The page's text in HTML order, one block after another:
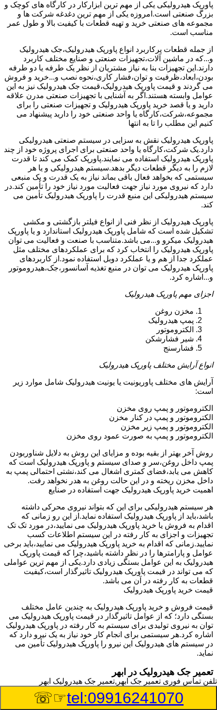
پاورپک هیدرولیکی یکی از مهم ترین ابزارکار در کارگاه های کوچک و
بزرگ صنعتی است.امروزه یکی از مهم ترین دغدغه شرکت ها و
مجموعه های صنعتی خرید و تهیه قطعات با کیفیت بالا و طول عمر
مناسب است.
از جمله قطعات پرکاربرد انواع پاورپک هیدرولیک،جک هیدرولیک
و...که در ماشین آلات،تجهیزات صنعتی و صنایع مختلف کاربرد
دارند.این تجهیزات بنا به نیاز مشتریان از نظر یک طرفه یا دو طرفه
بودن،ابعاد،ظرفیت و توان،فشار کاری،نحوه نصب و...خرید و فروش
می گردند و قیمت پاورپک هیدرولیک،قیمت جک هیدرولیک نیز به این
عوامل وابسته هستند.اگر به آشنایی با تجهیزات صنعتی مدرن علاقه
دارید و یا قصد خرید پاورپک هیدرولیک و تجهیزات صنعتی را برای
مجموعه،شرکت،کارگاه یا واحد صنعتی خود را دارید پیشنهاد می
کنیم این مطلب را تا به انتها
پاورپک هیدرولیک نقش به سزایی در سیستم صنعتی هیدرولیکی
دارد.یک شرکت،کارگاه یا واحد صنعتی برای اجرای پروژه خود از چند
پاورپک هیدرولیک استفاده می نمایند.پاورپک کمک می کند تا قدرت
لازم را به دیگر قطعات دیگر بدهد.سیستم هیدرولیکی و یا هر
سیستمی که بخواهد فعال باقی بماند نیاز به یک قدرت و یک منبعی
دارد که نیروی مورد نیاز جهت فعالیت مورد نیاز خود را تأمین کند.در
سیستم هیدرولیکی این منبع قدرت را پاورپک هیدرولیک تأمین می
کند.
پاورپک هیدرولیک از نظر فنی از انواع فیلتر بازگشتی و مکشی
تشکیل شده است که شامل پاورپک هیدرولیک استاندارد و یا پاورپک
هیدرولیک میکرو و...می باشد.متناسب با صنعت و فعالیت می توان
پاورپک هیدرولیک را انتخاب کرد که برای عملکردهای مختلف مثل
عملکرد جدا از هم و یا عملکرد دوبل استفاده نمود.از کاربردهای
پاورپک هیدرولیک می توان در منبع تغذیه آسانسور،جک،هیدروموتور
و...اشاره کرد.
اجزای مهم پاورپک هیدرولیک
مخزن روغن
پمپ هیدرولیک
الکتروموتور
شیر فشارشکن
فشارسنج
انواع آرایش مختلف پاورپک هیدرولیک
آرایش های مختلف پاوریونیت یا یونیت هیدرولیک شامل موارد زیر
است:
الکتروموتور و پمپ روی مخزن
الکتروموتور و پمپ در کنار مخزن
الکتروموتور و پمپ زیر مخزن
الکتروموتور و پمپ به صورت عمود روی مخزن
روش آخر بهتر از بقیه بوده و مزایای این روش به دلایل شناوربودن
پمپ داخل روغن،سر و صدای سیستم و پاورپک هیدرولیک است که
کاهش می یابد،فضای کمتری اشغال می کند،نشتی احتمالی پمپ به
داخل مخزن ریخته و در این حالت روغن به هدر نخواهد رفت.
اهمیت خرید پاورپک هیدرولیک جهت استفاده در صنایع
هر سیستم هیدرولیکی برای این که بتواند نیروی محرکی داشته
باشد،باید از پاورپک هیدرولیک استفاده نماید.از این رو زمانی که
اقدام به فروش یا خرید پاورپک هیدرولیک می نمایید،در مورد تک تک
تجهیزات و اجزای به کار رفته در این سیستم اطلاعات کسب
نمایید.زمانی که اقدام به خرید پاورپک هیدرولیک می نمایید،باید برخی
عوامل و پارامترها را در نظر داشته باشید،چرا که قیمت پاورپک
هیدرولیک به این عوامل بستگی زیادی دارد.یکی از مهم ترین عواملی
که می تواند در قیمت پاورپک هیدرولیک تاثیرگذار است،کیفیت
قطعات به کار رفته در آن می باشد.
قیمت خرید پاورپک هیدرولیک
قیمت فروش و خرید پاورپک هیدرولیک به چندین عامل مختلف
بستگی دارد؛ که از عوامل تاثیرگذار در قیمت پاورپک هیدرولیک می
توان به نیروی تولیدی برای سیستم به کار رفته در پاورپک هیدرولیک
اشاره کرد.هر سیستمی برای انجام کار خود نیاز به یک نیرو دارد که
در سیستم های هیدرولیک این نیرو را پاورپک هیدرولیک تأمین می
نماید.
تعمیر جک هیدرولیک در ابهر
وسیله‎ای که با عملکرد خود موجب بلند شدن اهرم و یا وزن سنگین
در یک قسمت می گردد را جک هیدرولیک می نامند.جک هیدرولیک
تلفن تماس فوری تعمیر جک ابهر,تعمیر جک هیدرولیک ابهر
tel:09916241070
☞☏